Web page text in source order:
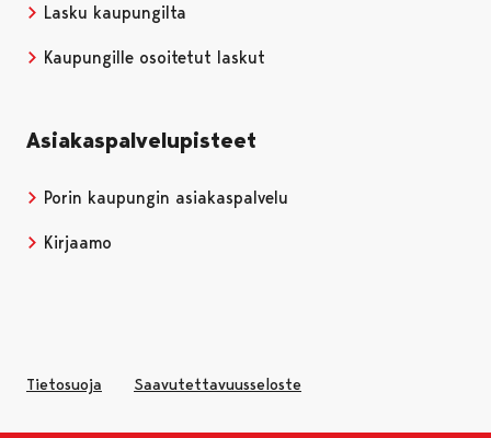
Lasku kaupungilta
Kaupungille osoitetut laskut
Asiakaspalvelupisteet
Porin kaupungin asiakaspalvelu
Kirjaamo
Tietosuoja Saavutettavuusseloste